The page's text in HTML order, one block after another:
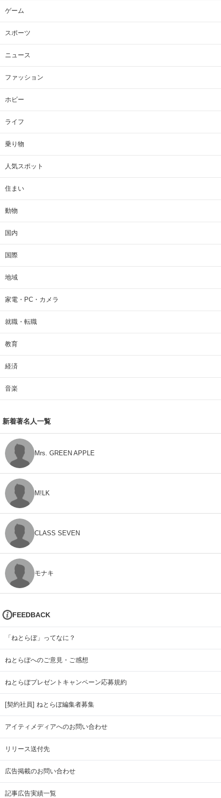
ゲーム
スポーツ
ニュース
ファッション
ホビー
ライフ
乗り物
人気スポット
住まい
動物
国内
国際
地域
家電・PC・カメラ
就職・転職
教育
経済
音楽
新着著名人一覧
Mrs. GREEN APPLE
M!LK
CLASS SEVEN
モナキ
FEEDBACK
「ねとらぼ」ってなに？
ねとらぼへのご意見・ご感想
ねとらぼプレゼントキャンペーン応募規約
[契約社員] ねとらぼ編集者募集
アイティメディアへのお問い合わせ
リリース送付先
広告掲載のお問い合わせ
記事広告実績一覧